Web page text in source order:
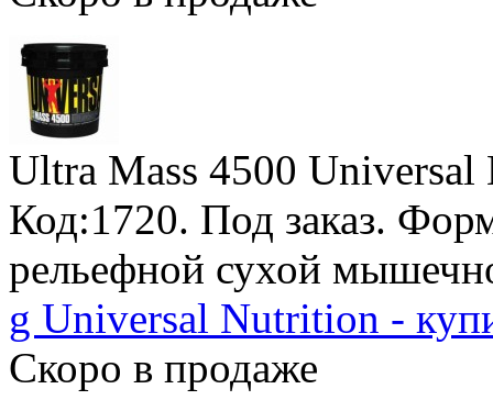
Ultra Mass 4500
Код:1720. Под заказ.
рельефной сухой
g Universal Nutrition -
Скоро в продаже